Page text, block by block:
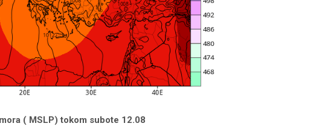
( MSLP) tokom subote 12.08